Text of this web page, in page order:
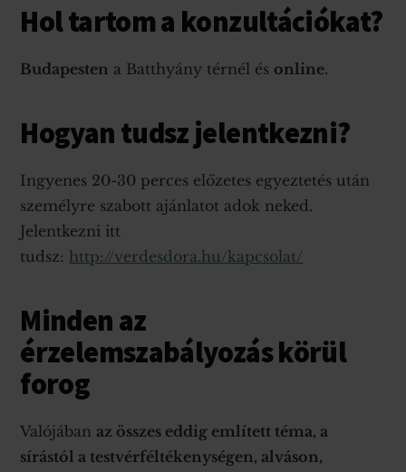
Hol tartom a konzultációkat?
Budapesten a Batthyány térnél és online.
Hogyan tudsz jelentkezni?
Ingyenes 20-30 perces előzetes egyeztetés után
személyre szabott ajánlatot adok neked.
Jelentkezni itt
tudsz: http://verdesdora.hu/kapcsolat/
Minden az
érzelemszabályozás körül
forog
Valójában az összes eddig említett téma, a
sírástól a testvérféltékenységen, alváson,